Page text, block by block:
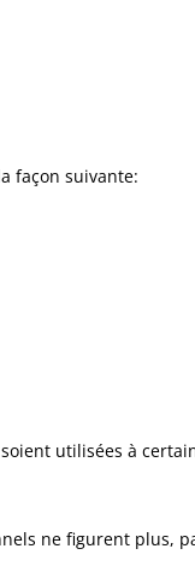
façon suivante:
utilisées à
ne figurent plus,